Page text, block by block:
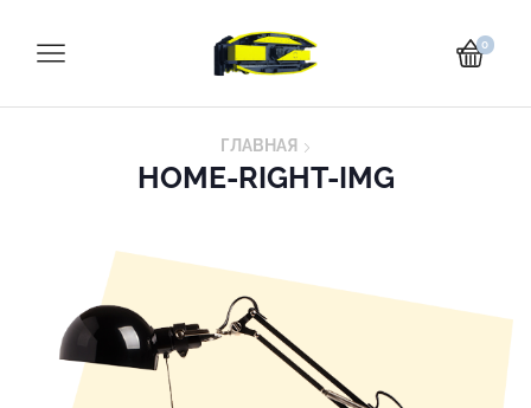
0
ГЛАВНАЯ
HOME-RIGHT-IMG